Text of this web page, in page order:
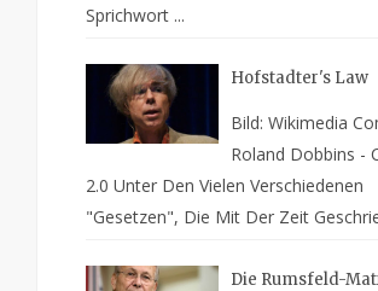
Sprichwort ...
Hofstadter's Law
Bild: Wikimedia
Roland Dobbins -
2.0 Unter Den Vielen Verschiedenen
"Gesetzen", Die Mit Der Zeit
Die Rumsfeld-